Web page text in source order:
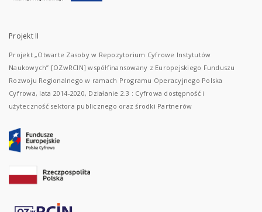
Projekt II
Projekt „Otwarte Zasoby w Repozytorium Cyfrowe Instytutów
Naukowych” [OZwRCIN] współfinansowany z Europejskiego Funduszu
Rozwoju Regionalnego w ramach Programu Operacyjnego Polska
Cyfrowa, lata 2014-2020, Działanie 2.3 : Cyfrowa dostępność i
użyteczność sektora publicznego oraz środki Partnerów